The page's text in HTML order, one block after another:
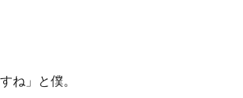
ね」と僕。